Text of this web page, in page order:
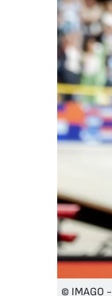
© IMAGO